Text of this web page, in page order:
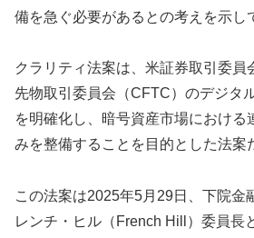
備を急ぐ必要があるとの考えを示し
クラリティ法案は、米証券取引委員
先物取引委員会（CFTC）のデジタ
を明確化し、暗号資産市場における
みを整備することを目的とした法案
この法案は2025年5月29日、下院金
レンチ・ヒル（French Hill）委員長